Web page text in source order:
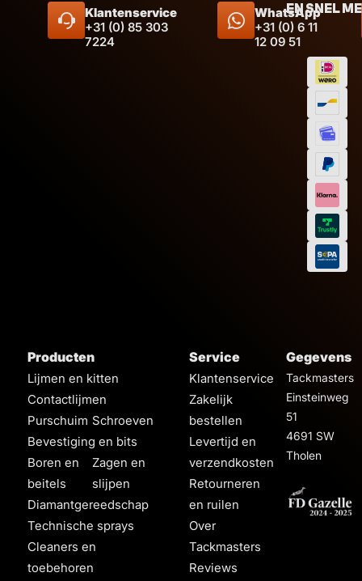
Inhoud
Klantenservice
+31 (0) 85 303
7224
WhatsApp
+31 (0) 6 11
12 09 51
EN SNEL
Producten
Lijmen en kitten
Contactlijmen
Purschuim Schroeven
Bevestiging en bits
Boren en
beitels
Zagen en
slijpen
Diamantgereedschap
Technische sprays
Cleaners en
toebehoren
Service
Klantenservice
Zakelijk
bestellen
Levertijd en
verzendkosten
Retourneren
en ruilen
Over
Tackmasters
Reviews
Gegevens
Tackmasters
Einsteinweg
51
4691 SW
Tholen